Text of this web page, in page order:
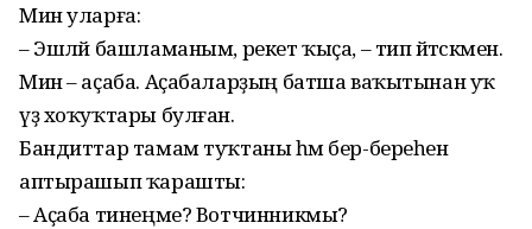
Мин уларға:
– Эшләй башламаным, рекет ҡыҫа, – тип әйтәсәкмен.
Мин – аҫаба. Аҫабаларҙың батша ваҡытынан уҡ
үҙ хоҡуҡтары булған.
Бандиттар тамам туҡтаны һәм бер-береһенә
аптырашып ҡарашты:
– Аҫаба тинеңме? Вотчинникмы?